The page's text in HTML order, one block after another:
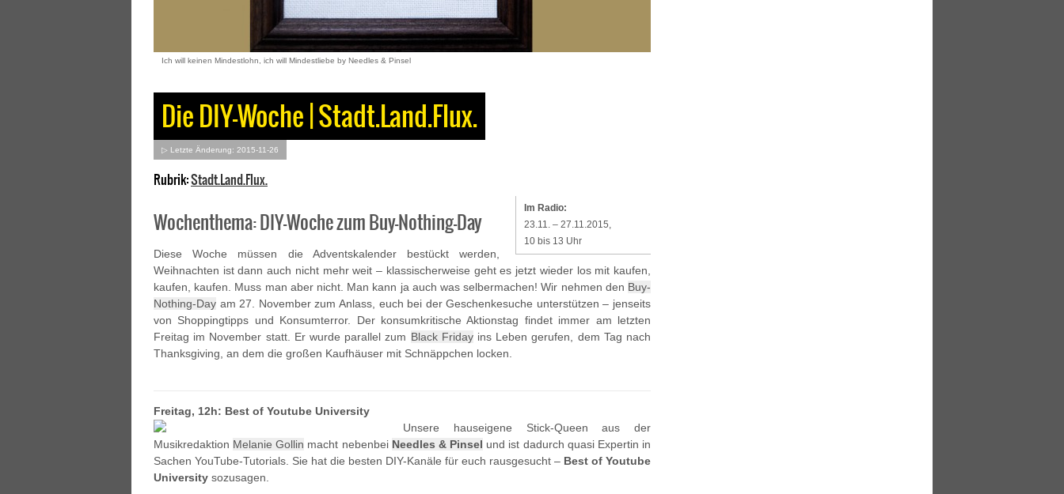
Ich will keinen Mindestlohn, ich will Mindestliebe by Needles & Pinsel
Die DIY-Woche | Stadt.Land.Flux.
▷ Letzte Änderung: 2015-11-26
Rubrik:Stadt.Land.Flux.
Im Radio:
23.11. – 27.11.2015,
10 bis 13 Uhr
Wochenthema: DIY-Woche zum Buy-Nothing-Day
Diese Woche müssen die Adventskalender bestückt werden,
Weihnachten ist dann auch nicht mehr weit – klassischerweise geht es jetzt wieder los mit kaufen,
kaufen, kaufen. Muss man aber nicht. Man kann ja auch was selbermachen! Wir nehmen den Buy-
Nothing-Day am 27. November zum Anlass, euch bei der Geschenkesuche unterstützen – jenseits
von Shoppingtipps und Konsumterror. Der konsumkritische Aktionstag findet immer am letzten
Freitag im November statt. Er wurde parallel zum Black Fridayins Leben gerufen, dem Tag nach
Thanksgiving, an dem die großen Kaufhäuser mit Schnäppchen locken.
Freitag, 12h: Best of Youtube University
Unsere hauseigene Stick-Queen aus der
Musikredaktion Melanie Gollin macht nebenbei Needles & Pinsel und ist dadurch quasi Expertin in
Sachen YouTube-Tutorials. Sie hat die besten DIY-Kanäle für euch rausgesucht – Best of Youtube
University sozusagen.